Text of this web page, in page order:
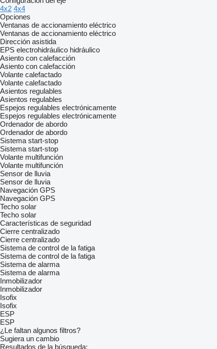
4x2 4x4
Opciones
Ventanas de accionamiento eléctrico
Ventanas de accionamiento eléctrico
Dirección asistida
EPS electrohidráulico hidráulico
Asiento con calefacción
Asiento con calefacción
Volante calefactado
Volante calefactado
Asientos regulables
Asientos regulables
Espejos regulables electrónicamente
Espejos regulables electrónicamente
Ordenador de abordo
Ordenador de abordo
Sistema start-stop
Sistema start-stop
Volante multifunción
Volante multifunción
Sensor de lluvia
Sensor de lluvia
Navegación GPS
Navegación GPS
Techo solar
Techo solar
Características de seguridad
Cierre centralizado
Cierre centralizado
Sistema de control de la fatiga
Sistema de control de la fatiga
Sistema de alarma
Sistema de alarma
Inmobilizador
Inmobilizador
Isofix
Isofix
ESP
ESP
¿Le faltan algunos filtros?
Sugiera un cambio
Resultados de la búsqueda: